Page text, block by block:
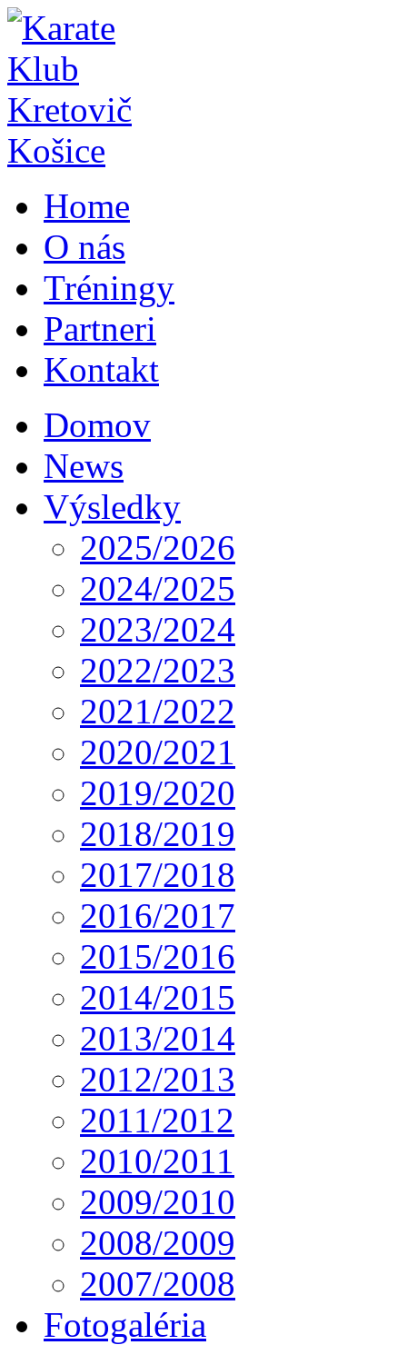
Home
O nás
Tréningy
Partneri
Kontakt
Domov
News
Výsledky
2025/2026
2024/2025
2023/2024
2022/2023
2021/2022
2020/2021
2019/2020
2018/2019
2017/2018
2016/2017
2015/2016
2014/2015
2013/2014
2012/2013
2011/2012
2010/2011
2009/2010
2008/2009
2007/2008
Fotogaléria